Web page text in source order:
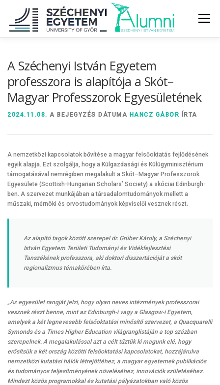
tartalomhoz
Menü
DIPLOMAÁTADÓ DIPLOMÁN TÚL
A Széchenyi István Egyetem
professzora is alapítója a Skót–
Magyar Professzorok Egyesületének
2024.11.08. A BEJEGYZÉS DÁTUMA HANCZ GÁBOR ÍRTA
A nemzetközi kapcsolatok bővítése a magyar felsőoktatás fejlődésének
egyik alapja. Ezt szolgálja, hogy a Külgazdasági és Külügyminisztérium
támogatásával nemrégiben megalakult a Skót–Magyar Professzorok
Egyesülete (Scottish-Hungarian Scholars’ Society) a skóciai Edinburgh-
ben. A szervezet munkájában a társadalomtudományok mellett a
műszaki, mérnöki és orvostudományok képviselői vesznek részt.
Az alapító tagok között szerepel dr. Grúber Károly, a Széchenyi
István Egyetem Területi Tudományi és Vidékfejlesztési
Tanszékének professzora, aki doktori disszertációját a skót
regionalizmus témakörében írta.
„Az egyesület rangját jelzi, hogy olyan neves intézmények professzorai
vesznek részt benne, mint az Edinburgh-i vagy a Glasgow-i Egyetem,
amelyek a két legnevesebb felsőoktatási minősítő szervezet, a Quacquarelli
Symonds és a Times Higher Education világranglistáján a top százban
szerepelnek. A megalakulással azt a célt tűztük ki magunk elé, hogy
erősítsük a két ország közötti felsőoktatási kapcsolatokat, hozzájárulva
nemzetközi kutatási hálók létrejöttéhez, a magyar egyetemek publikációs
és tudományos teljesítményének növeléséhez, innovációk születéséhez.
Mindezt közös programokkal és kutatási pályázatokban való közös